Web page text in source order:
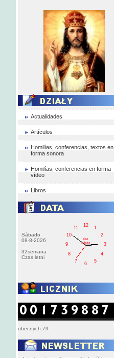
Actualidades
Artículos
Homilías, conferencias, textos en
forma sonora
Homilías, conferencias en forma
vídeo
Libros
Sábado
08-8-2026
32semana
Czas letni
1
2
3
4
5
6
7
8
9
10
11
12
PM
sobota
obecnych:79